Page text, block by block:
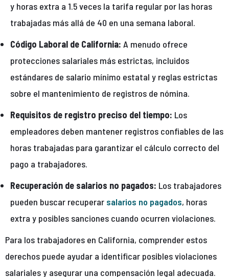
y horas extra a 1.5 veces la tarifa regular por las horas
trabajadas más allá de 40 en una semana laboral.
Código Laboral de California: A menudo ofrece
protecciones salariales más estrictas, incluidos
estándares de salario mínimo estatal y reglas estrictas
sobre el mantenimiento de registros de nómina.
Requisitos de registro preciso del tiempo: Los
empleadores deben mantener registros confiables de las
horas trabajadas para garantizar el cálculo correcto del
pago a trabajadores.
Recuperación de salarios no pagados: Los trabajadores
pueden buscar recuperar salarios no pagados, horas
extra y posibles sanciones cuando ocurren violaciones.
Para los trabajadores en California, comprender estos
derechos puede ayudar a identificar posibles violaciones
salariales y asegurar una compensación legal adecuada.